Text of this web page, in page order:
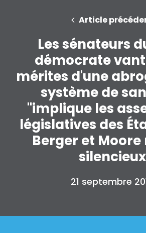
Article
Les sénateurs
démocrate
mérites d'une
système de
"implique les
législatives des
Berger et
silencieux
21 septembre